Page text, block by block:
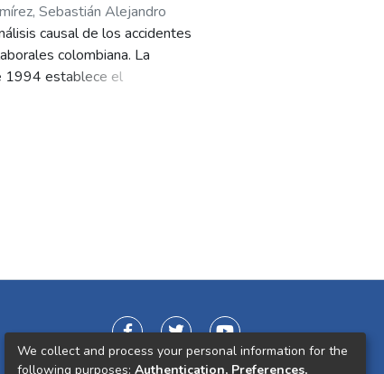
Sebastián Alejandro
causal de los accidentes
colombiana. La
1994 establece el
para las
expertos, gestión de
socializada y aprobada
Con el objetivo de
We collect and process your personal information for the
following purposes: Authentication, Preferences,